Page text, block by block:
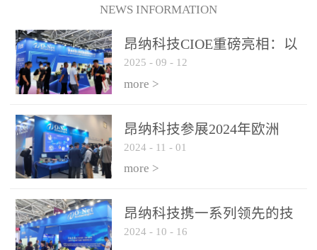
NEWS INFORMATION
昂纳科技CIOE重磅亮相：以
光通信创新引擎，驱动AI与
算力互联新时代
2025 - 09 - 12
more >
昂纳科技参展2024年欧洲
ECOC展会
2024 - 11 - 01
more >
昂纳科技携一系列领先的技
术平台和优秀产品参展2024
2024 - 10 - 16